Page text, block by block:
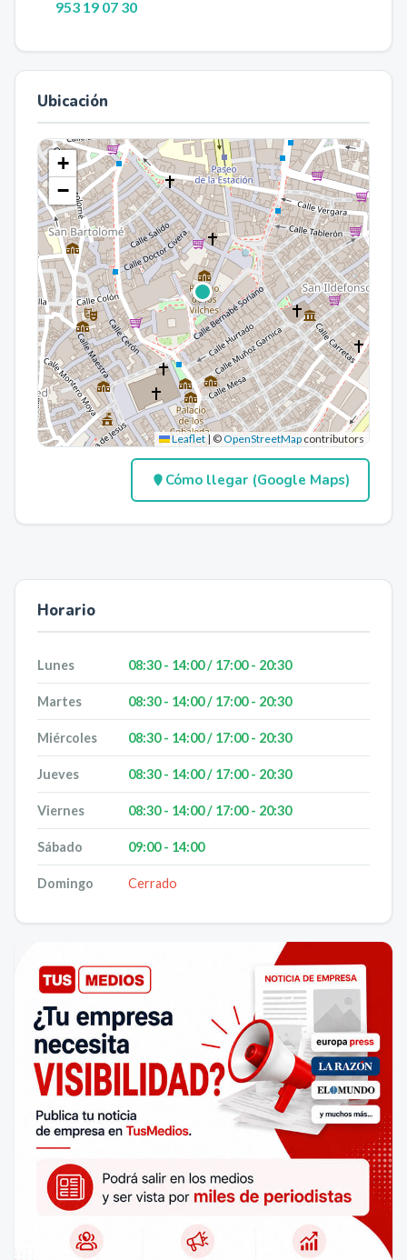
953 19 07 30
Ubicación
+
−
Leaflet | ©OpenStreetMap contributors
Cómo llegar (Google Maps)
Horario
Lunes 08:30 - 14:00 / 17:00 - 20:30
Martes 08:30 - 14:00 / 17:00 - 20:30
Miércoles 08:30 - 14:00 / 17:00 - 20:30
Jueves 08:30 - 14:00 / 17:00 - 20:30
Viernes 08:30 - 14:00 / 17:00 - 20:30
Sábado 09:00 - 14:00
Domingo Cerrado